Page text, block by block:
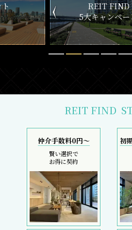
ン
リアルタイム
更新一覧チェ
REIT FIND
仲介手数料0円～
賢い選択で
お得に契約
初